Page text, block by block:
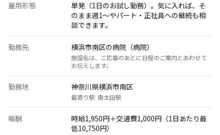
雇用形態
単発（1日のお試し勤務）。気に入れば、そ
のまま週1〜やパート・正社員への継続も相
談できます。
勤務先 横浜市南区の病院（病院）
施設名は、ご応募のあとに日程のご案内とあわせて
お伝えします。
勤務地 神奈川県横浜市南区
最寄り駅: 南太田駅
報酬
時給1,950円＋交通費1,000円（1日あたり最
低10,750円）